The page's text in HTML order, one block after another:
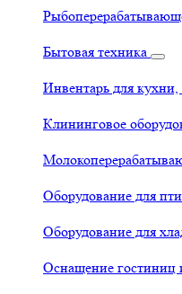
Бытовая техника
Инвентарь для
Клининговое
Оборудование для
Оборудование для
Оснащение гостиниц